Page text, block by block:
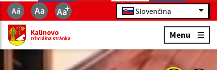
Slovenčina
Kalinovo
Oficiálna stránka Menu